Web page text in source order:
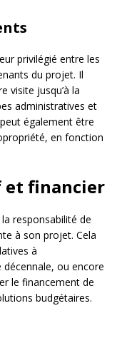
privilégié entre les
du projet. Il
visite jusqu’à la
administratives et
également être
en fonction
financier
responsabilité de
à son projet. Cela
à
décennale, ou encore
le financement de
budgétaires.